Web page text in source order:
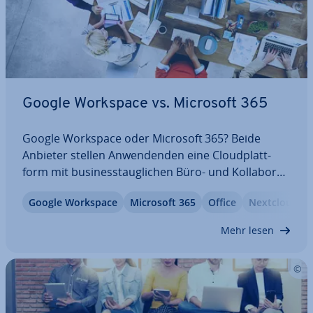
Google Workspace vs. Microsoft 365
Google Workspace oder Microsoft 365? Beide
Anbieter stellen An­wen­den­den eine Cloud­platt­
form mit busi­ness­taug­li­chen Büro- und Kol­la­bo­ra­
ist ver­gleich­bar. Un­ter­neh­men, die Ar­beits­pro­zes­
Google Workspace Microsoft 365 Office Nextcloud
Mehr lesen